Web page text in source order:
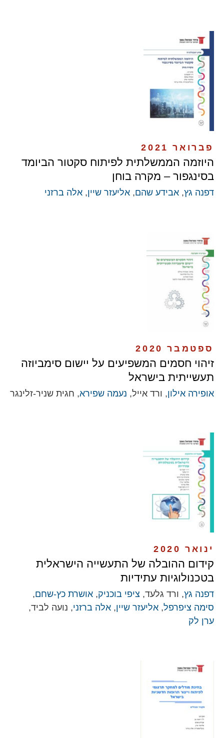
פברואר 2021
היוזמה הממשלתית לפיתוח סקטור הביומד
בסינגפור – מקרה בוחן
דפנה גץ, אבידע שהם, אליעזר שיין, אלה ברזני
ספטמבר 2020
זיהוי חסמים המשפיעים על יישום סימביוזה
תעשייתית בישראל
אופירה אילון, ורד אייל, נעמה שפירא, חגית שניר-זלינגר
ינואר 2020
קידום ההובלה של התעשייה הישראלית
בטכנולוגיות עתידיות
דפנה גץ, ורד גלעד, ציפי בוכניק, אושרת כץ-שחם,
סימה ציפרפל, אליעזר שיין, אלה ברזני, נועה לביד,
ערן לק